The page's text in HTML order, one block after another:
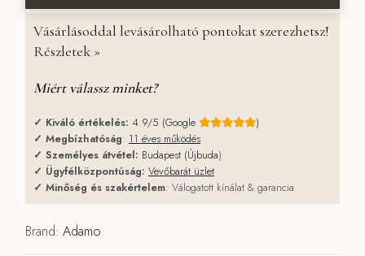
Vásárlásoddal levásárolható pontokat szerezhetsz!
Részletek »
Miért válassz minket?
✓ Kiváló értékelés: 4.9/5 (Google
)
✓ Megbízhatóság: 11 éves működés
✓ Személyes átvétel: Budapest (Újbuda)
✓ Ügyfélközpontúság: Vevőbarát üzlet
✓ Minőség és szakértelem: Válogatott kínálat & garancia
Brand: Adamo